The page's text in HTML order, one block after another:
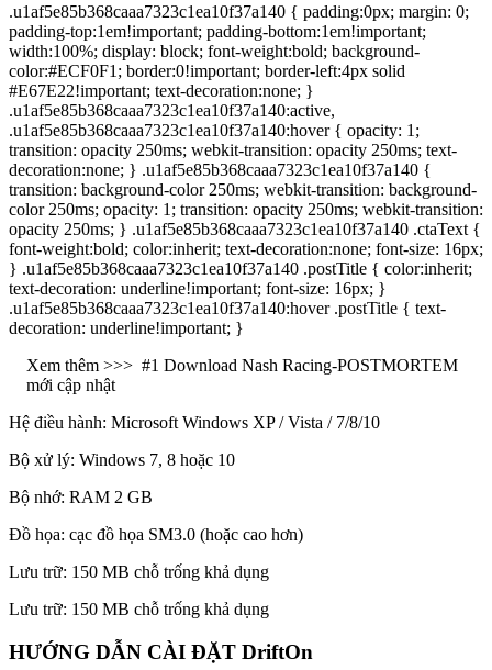
.u1af5e85b368caaa7323c1ea10f37a140 { padding:0px; margin: 0;
padding-top:1em!important; padding-bottom:1em!important;
width:100%; display: block; font-weight:bold; background-
color:#ECF0F1; border:0!important; border-left:4px solid
#E67E22!important; text-decoration:none; }
.u1af5e85b368caaa7323c1ea10f37a140:active,
.u1af5e85b368caaa7323c1ea10f37a140:hover { opacity: 1;
transition: opacity 250ms; webkit-transition: opacity 250ms; text-
decoration:none; } .u1af5e85b368caaa7323c1ea10f37a140 {
transition: background-color 250ms; webkit-transition: background-
color 250ms; opacity: 1; transition: opacity 250ms; webkit-transition:
opacity 250ms; } .u1af5e85b368caaa7323c1ea10f37a140 .ctaText {
font-weight:bold; color:inherit; text-decoration:none; font-size: 16px;
} .u1af5e85b368caaa7323c1ea10f37a140 .postTitle { color:inherit;
text-decoration: underline!important; font-size: 16px; }
.u1af5e85b368caaa7323c1ea10f37a140:hover .postTitle { text-
decoration: underline!important; }
Xem thêm >>> #1 Download Nash Racing-POSTMORTEM
mới cập nhật
Hệ điều hành: Microsoft Windows XP / Vista / 7/8/10
Bộ xử lý: Windows 7, 8 hoặc 10
Bộ nhớ: RAM 2 GB
Đồ họa: cạc đồ họa SM3.0 (hoặc cao hơn)
Lưu trữ: 150 MB chỗ trống khả dụng
Lưu trữ: 150 MB chỗ trống khả dụng
HƯỚNG DẪN CÀI ĐẶT DriftOn